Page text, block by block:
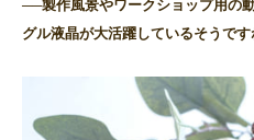
──製作風景やワークショップ用の
グル液晶が大活躍しているそうです